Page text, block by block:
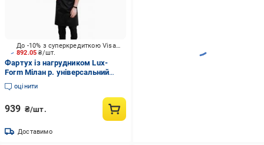
892.05₴/шт.
До -10% з суперкредиткою Visa Вигода
Фартух із нагрудником Lux-
Form Мілан р. універсальний
чорний
оцінити
939 ₴/шт.
Доставимо